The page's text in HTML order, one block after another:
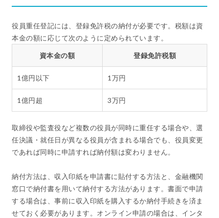
役員重任登記には、登録免許税の納付が必要です。税額は資
本金の額に応じて次のように定められています。
資本金の額 登録免許税額
1億円以下 1万円
1億円超 3万円
取締役や監査役など複数の役員が同時に重任する場合や、選
任決議・就任日が異なる役員が含まれる場合でも、役員変更
であれば同時に申請すれば納付額は変わりません。
納付方法は、収入印紙を申請書に貼付する方法と、金融機関
窓口で納付書を用いて納付する方法があります。書面で申請
する場合は、事前に収入印紙を購入するか納付手続きを済ま
せておく必要があります。オンライン申請の場合は、インタ